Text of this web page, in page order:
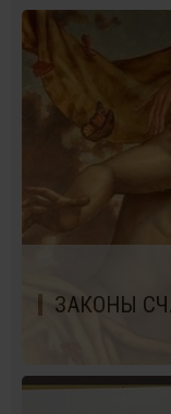
ЗАКОНЫ